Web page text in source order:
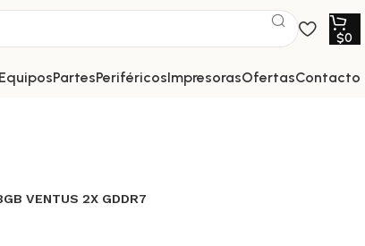
$0
equipos partes periféricos impresoras ofertas contacto
VENTUS 2X GDDR7